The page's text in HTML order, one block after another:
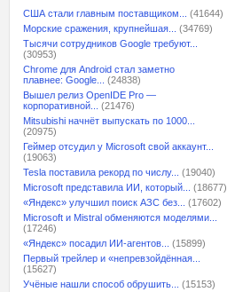
США стали главным поставщиком...
(41644)
Морские сражения, крупнейшая...
(34769)
Тысячи сотрудников Google требуют...
(30953)
Chrome для Android стал заметно
плавнее: Google...
(24838)
Вышел релиз OpenIDE Pro —
корпоративной...
(21476)
Mitsubishi начнёт выпускать по 1000...
(20975)
Геймер отсудил у Microsoft свой аккаунт...
(19063)
Tesla поставила рекорд по числу...
(19040)
Microsoft представила ИИ, который...
(18677)
«Яндекс» улучшил поиск АЗС без...
(17602)
Microsoft и Mistral обменяются моделями...
(17246)
«Яндекс» посадил ИИ-агентов...
(15899)
Первый трейлер и «непревзойдённая...
(15627)
Учёные нашли способ обрушить...
(15153)